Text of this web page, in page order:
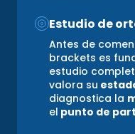
Estudio de
Antes de
brackets es
estudio
valora su
diagnostica la
el punto de